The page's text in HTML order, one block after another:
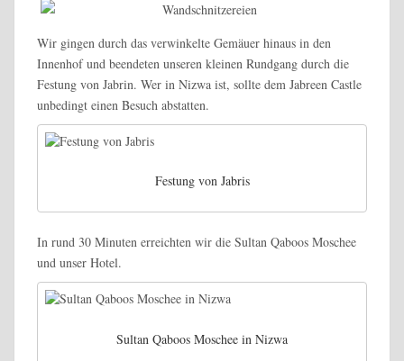
Wir gingen durch das verwinkelte Gemäuer hinaus in den
Innenhof und beendeten unseren kleinen Rundgang durch die
Festung von Jabrin. Wer in Nizwa ist, sollte dem Jabreen Castle
unbedingt einen Besuch abstatten.
Festung von Jabris
In rund 30 Minuten erreichten wir die Sultan Qaboos Moschee
und unser Hotel.
Sultan Qaboos Moschee in Nizwa